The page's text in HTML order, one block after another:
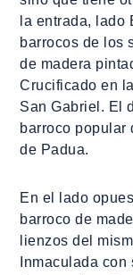
la entrada, lado
barrocos de los
de madera
Crucificado en
San Gabriel. El
barroco popular
de Padua.
En el lado
barroco de
lienzos del
Inmaculada